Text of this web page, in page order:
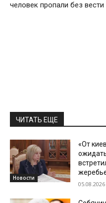
человек пропали без вести
ЧИТАТЬ ЕЩЕ
Новости
«От
05.08.2026